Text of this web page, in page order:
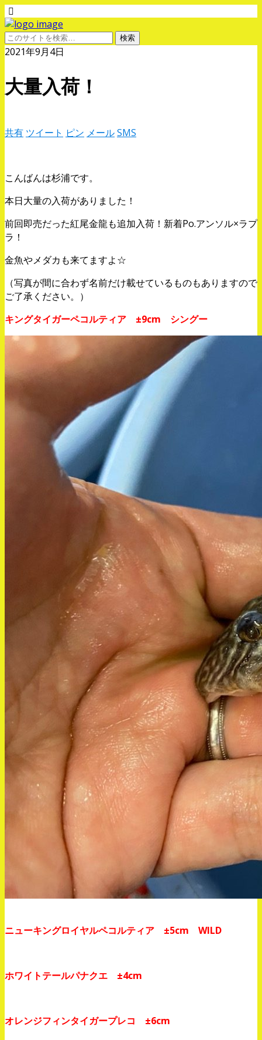
2021年9月4日
大量入荷！
共有 ツイート ピン メールSMS
こんばんは杉浦です。
本日大量の入荷がありました！
前回即売だった紅尾金龍も追加入荷！新着Po.アンソル×ラプ
ラ！
金魚やメダカも来てますよ☆
（写真が間に合わず名前だけ載せているものもありますので
ご了承ください。）
キングタイガーペコルティア ±9cm シングー
ニューキングロイヤルペコルティア ±5cm WILD
ホワイトテールパナクエ ±4cm
オレンジフィンタイガープレコ ±6cm